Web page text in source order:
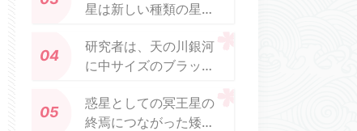
星は新しい種類の星の
研究者は、天の川銀河
に中サイズのブラック
を発見
惑星としての冥王星の
終焉につながった矮星